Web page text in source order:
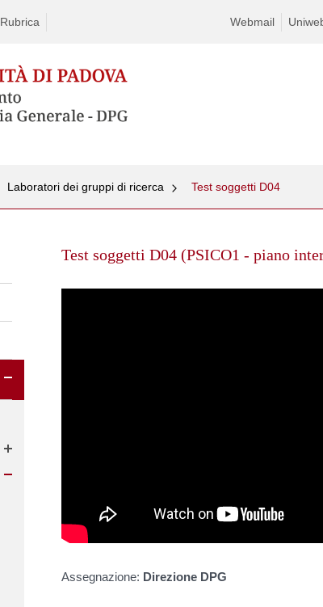
Rubrica Webmail
Laboratori dei gruppi di ricerca Test soggetti D04
Test soggetti D04 (PSICO1 - piano
Assegnazione: Direzione DPG